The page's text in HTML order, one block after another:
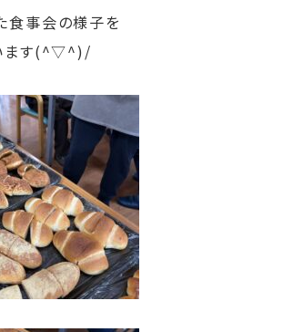
食事会の様子を
ます(^▽^)/